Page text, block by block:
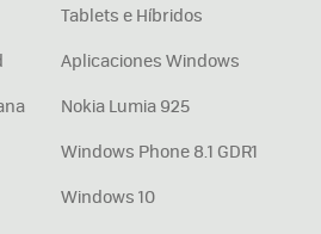
Tablets e Híbridos
Aplicaciones Windows
Nokia Lumia 925
Windows Phone 8.1 GDR1
Windows 10